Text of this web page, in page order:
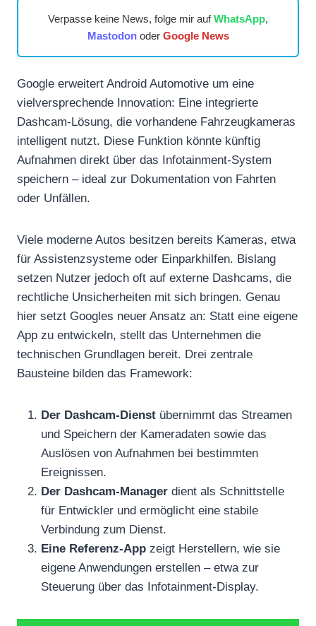
Verpasse keine News, folge mir aufWhatsApp,
Mastodonoder Google News
Google erweitert Android Automotive um eine
vielversprechende Innovation: Eine integrierte
Dashcam-Lösung, die vorhandene Fahrzeugkameras
intelligent nutzt. Diese Funktion könnte künftig
Aufnahmen direkt über das Infotainment-System
speichern – ideal zur Dokumentation von Fahrten
oder Unfällen.
Viele moderne Autos besitzen bereits Kameras, etwa
für Assistenzsysteme oder Einparkhilfen. Bislang
setzen Nutzer jedoch oft auf externe Dashcams, die
rechtliche Unsicherheiten mit sich bringen. Genau
hier setzt Googles neuer Ansatz an: Statt eine eigene
App zu entwickeln, stellt das Unternehmen die
technischen Grundlagen bereit. Drei zentrale
Bausteine bilden das Framework:
Der Dashcam-Dienst übernimmt das Streamen
und Speichern der Kameradaten sowie das
Auslösen von Aufnahmen bei bestimmten
Ereignissen.
Der Dashcam-Manager dient als Schnittstelle
für Entwickler und ermöglicht eine stabile
Verbindung zum Dienst.
Eine Referenz-App zeigt Herstellern, wie sie
eigene Anwendungen erstellen – etwa zur
Steuerung über das Infotainment-Display.